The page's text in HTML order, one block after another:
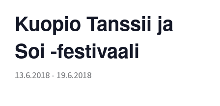
Kuopio Tanssii ja
Soi -festivaali
13.6.2018- 19.6.2018